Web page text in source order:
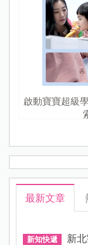
啟動寶寶超級
最新文章
新知快遞 新